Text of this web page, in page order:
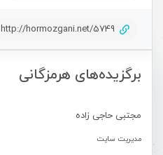
برگزیده‌های هرمزگانی
مجتبی حاجی زاده
مدیریت سایت
http://hormozgani.net/5749